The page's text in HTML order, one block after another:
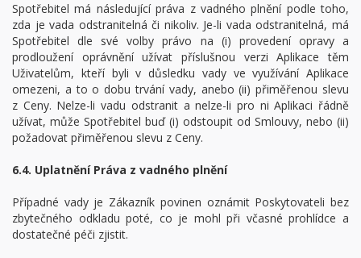
Spotřebitel má následující práva z vadného plnění podle toho,
zda je vada odstranitelná či nikoliv. Je-li vada odstranitelná, má
Spotřebitel dle své volby právo na (i) provedení opravy a
prodloužení oprávnění užívat příslušnou verzi Aplikace těm
Uživatelům, kteří byli v důsledku vady ve využívání Aplikace
omezeni, a to o dobu trvání vady, anebo (ii) přiměřenou slevu
z Ceny. Nelze-li vadu odstranit a nelze-li pro ni Aplikaci řádně
užívat, může Spotřebitel buď (i) odstoupit od Smlouvy, nebo (ii)
požadovat přiměřenou slevu z Ceny.
6.4. Uplatnění Práva z vadného plnění
Případné vady je Zákazník povinen oznámit Poskytovateli bez
zbytečného odkladu poté, co je mohl při včasné prohlídce a
dostatečné péči zjistit.